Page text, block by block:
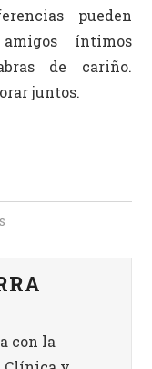
pueden
íntimos
de cariño.
juntos.
con la